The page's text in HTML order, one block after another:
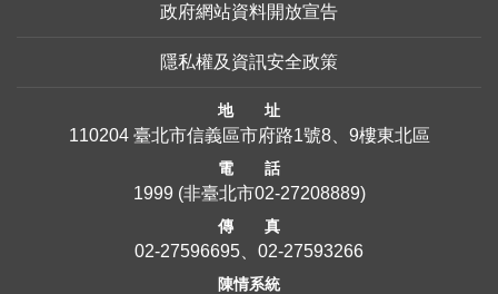
政府網站資料開放宣告
隱私權及資訊安全政策
地 址
110204 臺北市信義區市府路1號8、9樓東北區
電 話
1999 (非臺北市02-27208889)
傳 真
02-27596695、02-27593266
陳情系統